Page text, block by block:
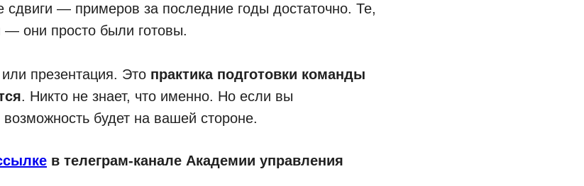
сдвиги — примеров за последние годы достаточно. Те,
— они просто были готовы.
презентация. Это практика подготовки команды
. Никто не знает, что именно. Но если вы
будет на вашей стороне.
в телеграм-канале Академии управления